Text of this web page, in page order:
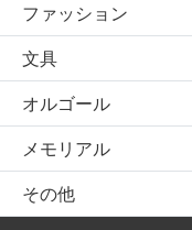
ファッション
文具
オルゴール
メモリアル
その他